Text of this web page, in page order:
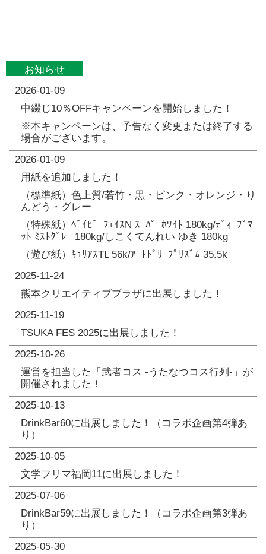
お知らせ
2026-01-09
中綴じ10％OFFキャンペーンを開始しました！
※本キャンペーンは、予告なく変更または終了する
場合がございます。
2026-01-09
用紙を追加しました！
（標準紙）色上質/若竹・黒・ピンク・オレンジ・り
んどう・グレー
（特殊紙）ﾍﾞｲﾋﾞｰﾌｪｲｽN ｽｰﾊﾟｰﾎﾜｲﾄ 180kg/ﾃﾞｨｰﾌﾟﾏ
ｯﾄ ﾐｽﾄｸﾞﾚｰ 180kg/しこくてんれい ゆき 180kg
（遊び紙）ｷｭﾘｱｽTL 56k/ｱｰﾄﾄﾞﾘｰﾌﾟﾘｽﾞﾑ 35.5k
2025-11-24
熊本クリエイティブプラザに出展しました！
2025-11-19
TSUKA FES 2025に出展しました！
2025-10-26
運営を担当した「武者コス -うたなつコス行列-」が
開催されました！
2025-10-13
DrinkBar60に出展しました！（コラボ企画第4弾あ
り）
2025-10-05
文学フリマ福岡11に出展しました！
2025-07-06
DrinkBar59に出展しました！（コラボ企画第3弾あ
り）
2025-05-30